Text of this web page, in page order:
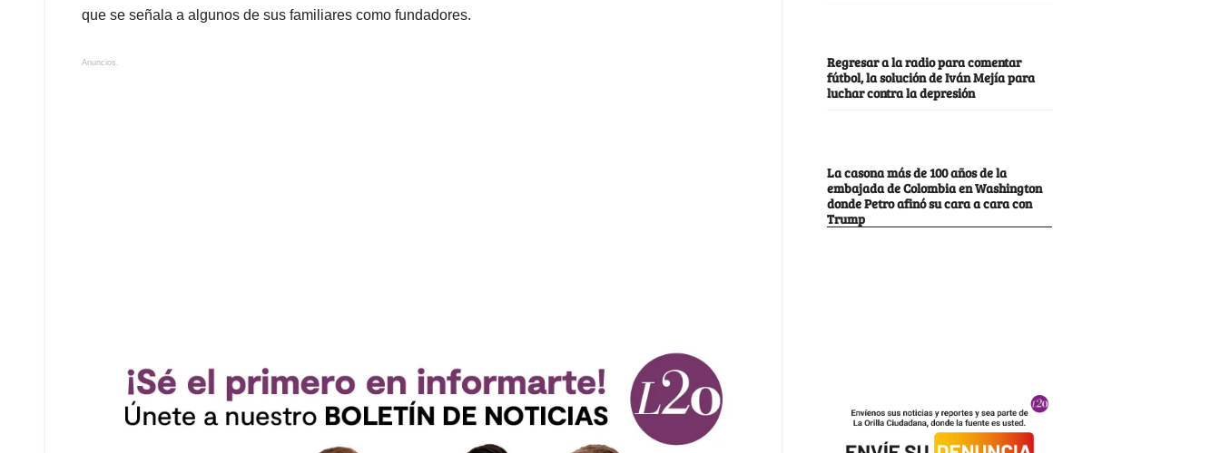
que se señala a algunos de sus familiares como fundadores.
Anuncios.
Regresar a la radio para comentar
fútbol, la solución de Iván Mejía para
luchar contra la depresión
La casona más de 100 años de la
embajada de Colombia en Washington
donde Petro afinó su cara a cara con
Trump